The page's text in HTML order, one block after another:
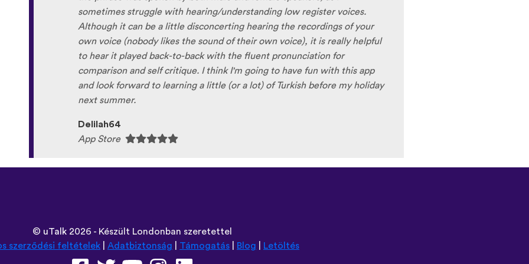
so happy because of you, I’ll be able to learn Lingala, Yoruba , Zulu ,
Xhosa !!! Thank you x10000000 ! And your games are very interactive,
fun and the vocabulary words that you suggest offer a great virtual
immersion / introduction to the language :) perfect for beginners!!! Ps:
Are you planing to add Ewe , Fon and Akan in the future? 😍😍 😍they
are the official languages of Benin, Togo and Ghana :D Thanks🙏 😊
App Store
szerződési feltételek|Adatbiztonság|Támogatás|